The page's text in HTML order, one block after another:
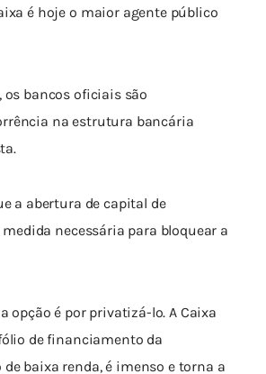
é hoje o maior agente público
bancos oficiais são
na estrutura bancária
a abertura de capital de
necessária para bloquear a
opção é por privatizá-lo. A Caixa
de financiamento da
baixa renda, é imenso e torna a